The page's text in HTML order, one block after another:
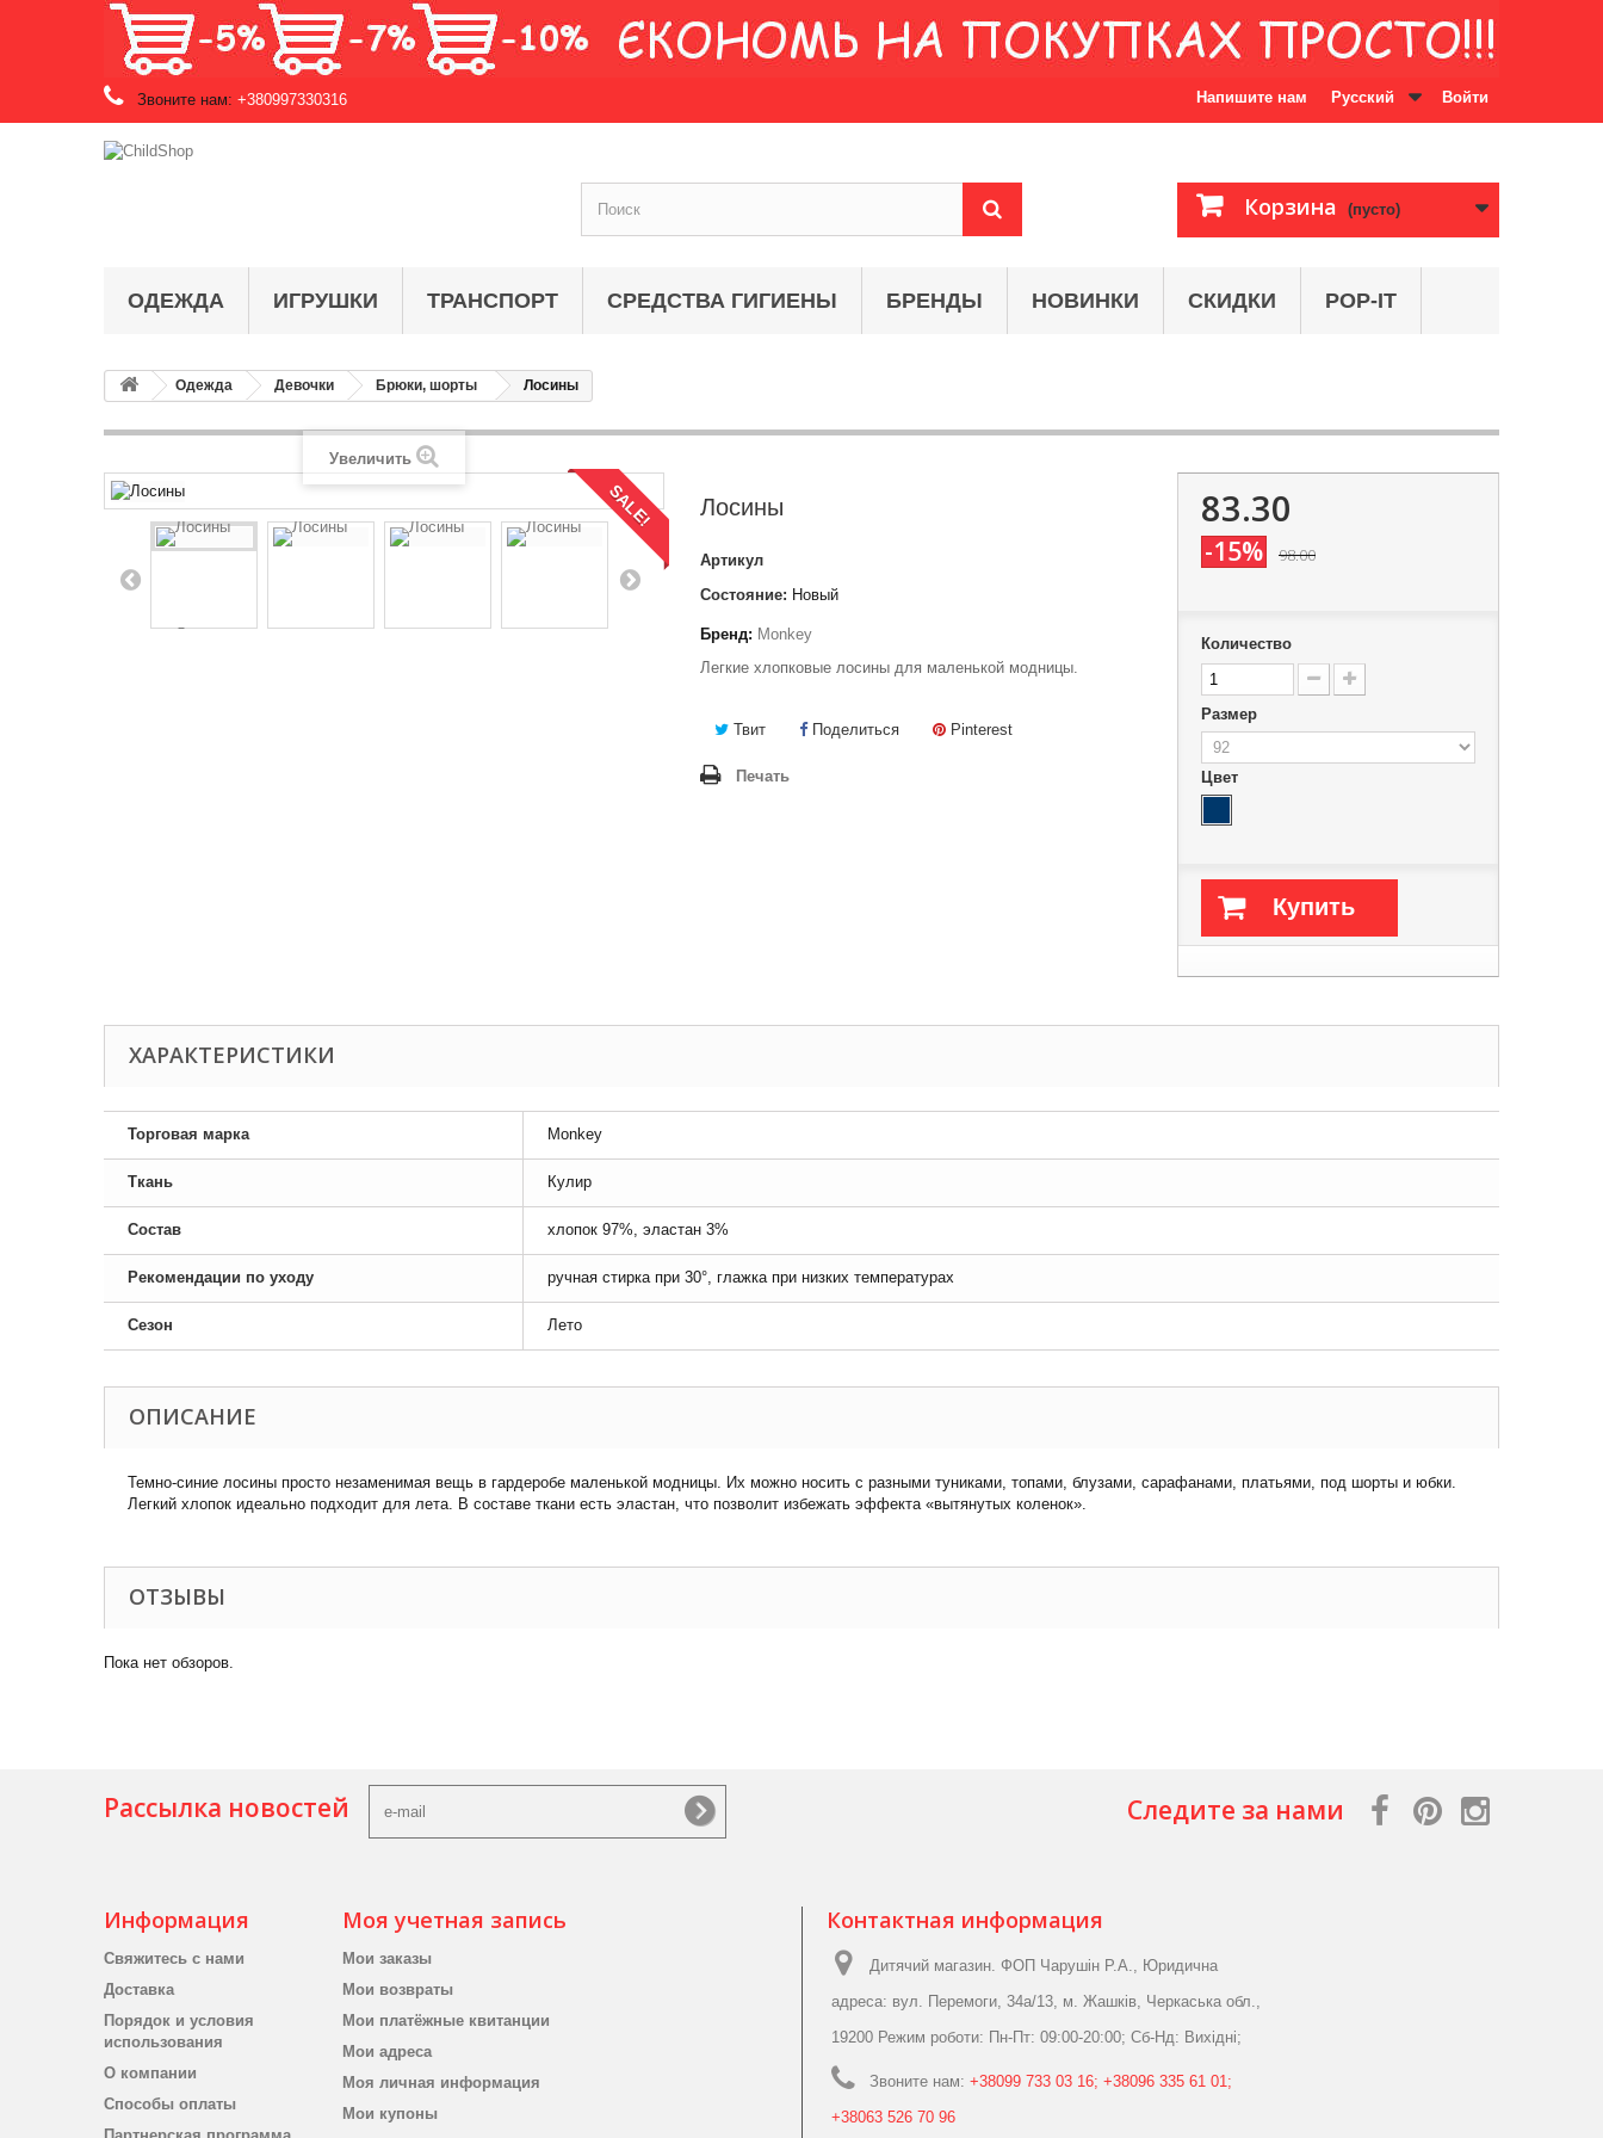
Войти
Русский
Напишите нам
Звоните нам: +380997330316
Корзина (пусто)
ОДЕЖДА ИГРУШКИ ТРАНСПОРТ СРЕДСТВА ГИГИЕНЫ БРЕНДЫ НОВИНКИ СКИДКИ POP-IT
Одежда Девочки Брюки, шорты Лосины
SALE!
Увеличить
Лосины
Артикул
Состояние: Новый
Бренд: Monkey
Легкие хлопковые лосины для маленькой модницы.
Твит Поделиться Pinterest
Печать
83.30
-15% 98.00
Количество
Размер
Цвет
Купить
ХАРАКТЕРИСТИКИ
Торговая марка Monkey
Ткань Кулир
Состав хлопок 97%, эластан 3%
Рекомендации по уходу ручная стирка при 30°, глажка при низких температурах
Сезон Лето
ОПИСАНИЕ
Темно-синие лосины просто незаменимая вещь в гардеробе маленькой модницы. Их можно носить с разными туниками, топами, блузами, сарафанами, платьями, под шорты и юбки.
Легкий хлопок идеально подходит для лета. В составе ткани есть эластан, что позволит избежать эффекта «вытянутых коленок».
ОТЗЫВЫ
Пока нет обзоров.
Рассылка новостей Следите за нами
Информация
Свяжитесь с нами
Доставка
Порядок и условия
использования
О компании
Способы оплаты
Моя учетная запись
Мои заказы
Мои возвраты
Мои платёжные квитанции
Мои адреса
Моя личная информация
Мои купоны
Контактная информация
Дитячий магазин. ФОП Чарушін Р.А., Юридична
адреса: вул. Перемоги, 34а/13, м. Жашків, Черкаська обл.,
19200 Режим роботи: Пн-Пт: 09:00-20:00; Сб-Нд: Вихідні;
Звоните нам: +38099 733 03 16; +38096 335 61 01;
+38063 526 70 96